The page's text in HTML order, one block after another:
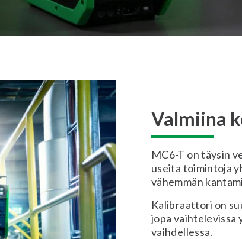
Valmiina
MC6-T on täysin
useita toimintoja
vähemmän
Kalibraattori on
jopa vaihtelevissa
vaihdellessa.